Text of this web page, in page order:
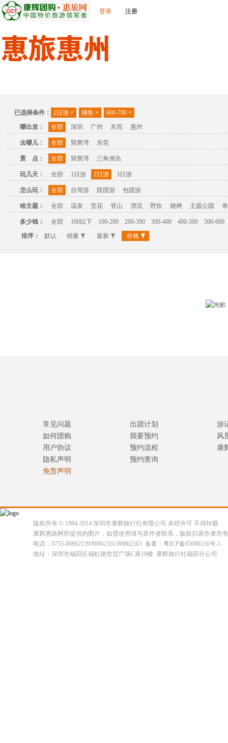
登录 注册
已选择条件： 2日游 × 捕鱼 × 600-700 ×
哪出发：
全部 深圳 广州 东莞 惠州
去哪儿： 全部 巽寮湾 东莞
景 点： 全部 巽寮湾 三角洲岛
玩几天： 全部 1日游 2日游 3日游
怎么玩： 全部 自驾游 跟团游 包团游
啥主题： 全部 温泉 赏花 登山 漂流 野炊 烧烤 主题公园
多少钱： 全部 100以下 100-200 200-300 300-400 400-500
500-600
排序：
默认 销量 最新 价格
常见问题
如何团购
用户协议
隐私声明
免责声明
出团计划
我要预约
预约流程
预约查询
游
风
康
版权所有 © 1984-2014 深圳市康辉旅行社有限公司 未经许可 不得转载
康辉惠旅网所提供的图片，如需使用请与原作者联系，版权归原作者所
电话：0755-88862139/88862161/88862163 备案：粤ICP备05088116号-1
地址：深圳市福田区福虹路世贸广场C座18楼 康辉旅行社福田分公司